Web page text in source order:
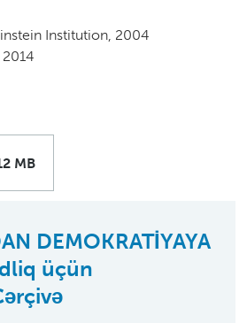
Institution, 2004
MB
DEMOKRATİYAYA
üçün